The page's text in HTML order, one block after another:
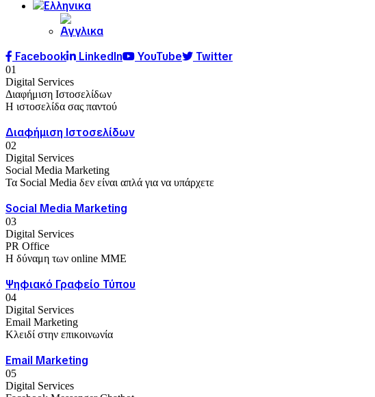
Facebook LinkedIn YouTube Twitter
01
Digital Services
Διαφήμιση Ιστοσελίδων
Η ιστοσελίδα σας παντού
Διαφήμιση Ιστοσελίδων
02
Digital Services
Social Media Marketing
Τα Social Media δεν είναι απλά για να υπάρχετε
Social Media Marketing
03
Digital Services
PR Office
Η δύναμη των online ΜΜΕ
Ψηφιακό Γραφείο Τύπου
04
Digital Services
Email Marketing
Κλειδί στην επικοινωνία
Email Marketing
05
Digital Services